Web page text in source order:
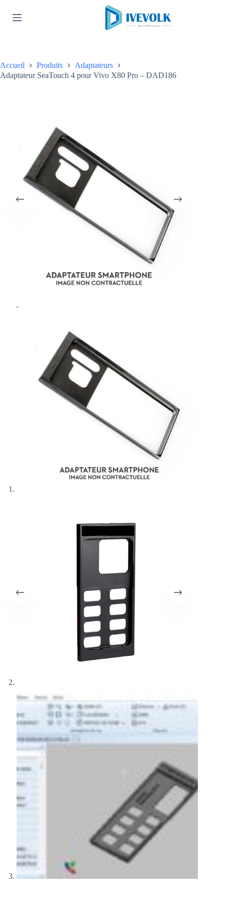
contenu
Accueil Produits
Adaptateurs
Adaptateur SeaTouch 4 pour Vivo X80 Pro – DAD186